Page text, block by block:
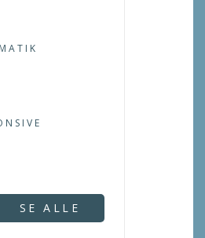
SE ALLE